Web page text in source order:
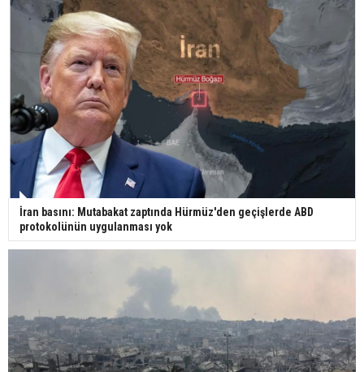
Yerli turist 229,7 milyar lira seyahat harcaması
yaptı
Gazze'deki Sağlık Bakanlığı duyurdu: Vahşetin
pençesinde 2 salgın vaka tespit edildi
İran basını: Mutabakat zaptında Hürmüz'den geçişlerde ABD
protokolünün uygulanması yok